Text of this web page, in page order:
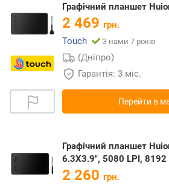
Графічний планшет
2 469 грн.
Touch
З нами 7 років
(Дніпро)
Гарантія: 3 міс.
Перейти в
Графічний планшет
6.3X3.9", 5080 LPI, 8192
2 260 грн.